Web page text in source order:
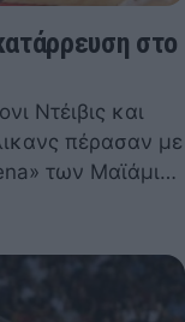
στο
Ντέιβις και
πέρασαν με
των Μαϊάμι…